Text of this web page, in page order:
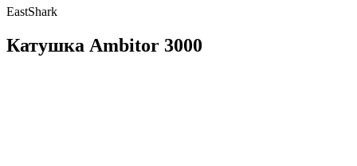
EastShark
Катушка Ambitor 3000